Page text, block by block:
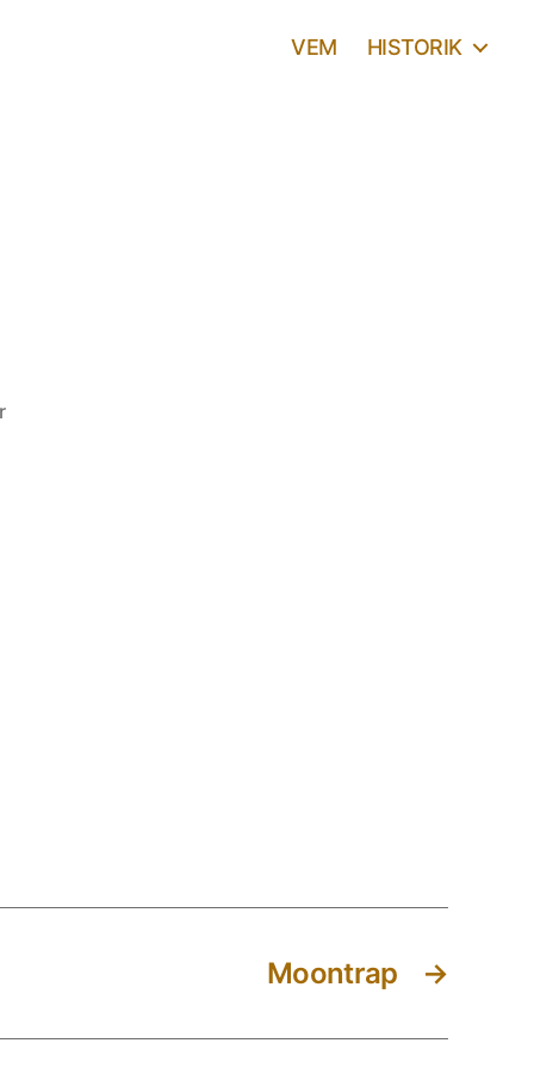
VEM HISTORIK
till
→
Moontrap